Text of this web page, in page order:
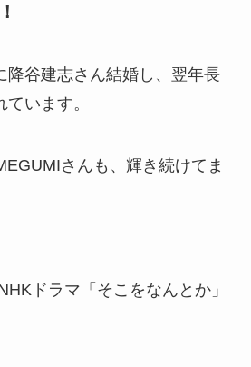
降谷建志さん結婚し、翌年長
います。
さんも、輝き続けてま
ドラマ「そこをなんとか」